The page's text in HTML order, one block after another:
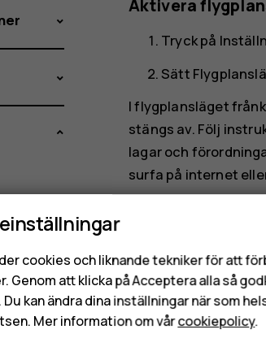
Aktivera
Tryck på
Sätt
I flygplansläget
stängs av. Följ
lagar och
surfa på internet
Var detta till
cookies och liknande tekniker för att
Genom att klicka på Acceptera alla så
Du kan ändra dina inställningar när som
Mer information om vårcookiepolicy.